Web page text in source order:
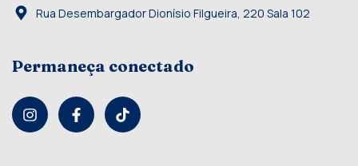
Rua Desembargador Dionísio Filgueira, 220 Sala 102
Permaneça conectado